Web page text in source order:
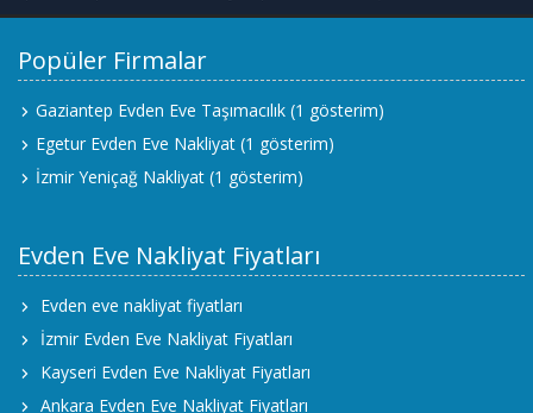
Popüler Firmalar
Gaziantep Evden Eve Taşımacılık (1 gösterim)
Egetur Evden Eve Nakliyat (1 gösterim)
İzmir Yeniçağ Nakliyat (1 gösterim)
Evden Eve Nakliyat Fiyatları
Evden eve nakliyat fiyatları
İzmir Evden Eve Nakliyat Fiyatları
Kayseri Evden Eve Nakliyat Fiyatları
Ankara Evden Eve Nakliyat Fiyatları